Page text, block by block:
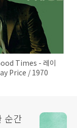
Times - 레이
Price / 1970
순간